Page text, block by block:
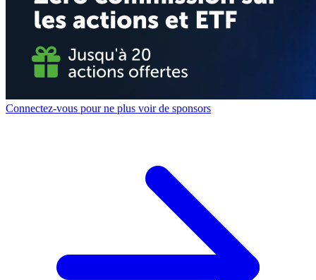
Connectez-vous pour ne plus voir de sponsors